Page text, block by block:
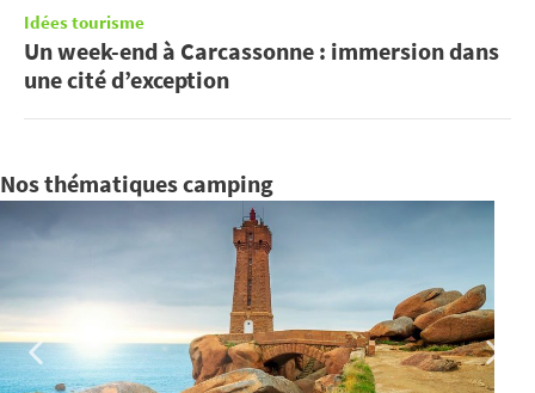
Idées tourisme
Un week-end à Carcassonne : immersion dans
une cité d’exception
Nos thématiques camping